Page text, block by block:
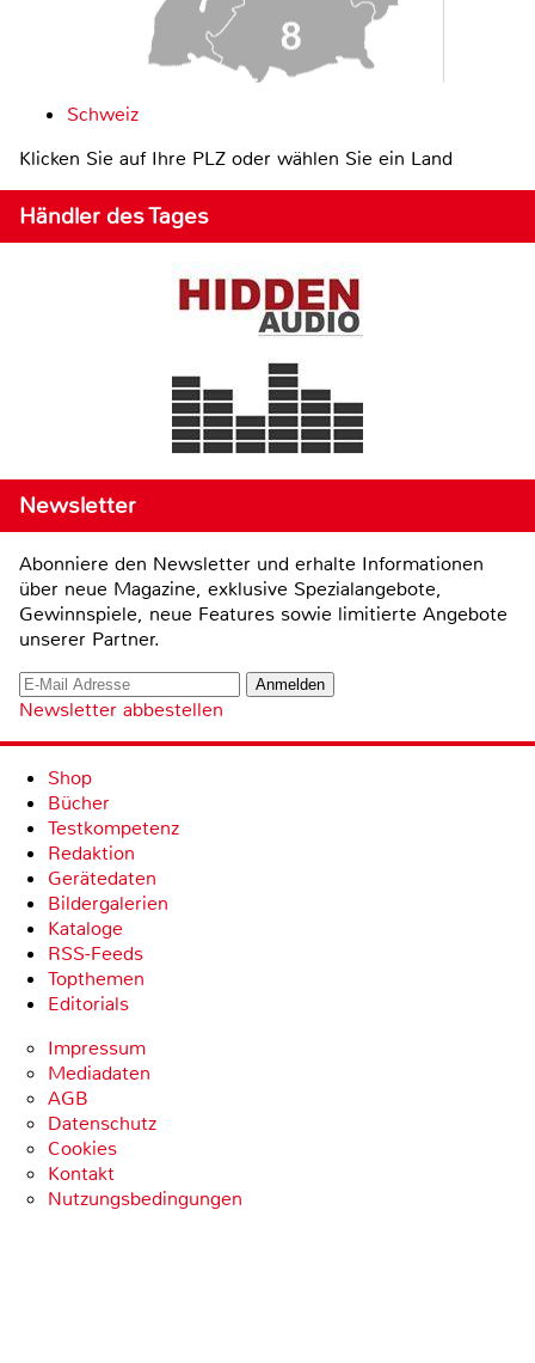
Schweiz
Klicken Sie auf Ihre PLZ oder wählen Sie ein Land
Händler des Tages
Newsletter
Abonniere den Newsletter und erhalte Informationen
über neue Magazine, exklusive Spezialangebote,
Gewinnspiele, neue Features sowie limitierte Angebote
unserer Partner.
Newsletter abbestellen
Shop
Bücher
Testkompetenz
Redaktion
Gerätedaten
Bildergalerien
Kataloge
RSS-Feeds
Topthemen
Editorials
Impressum
Mediadaten
AGB
Datenschutz
Cookies
Kontakt
Nutzungsbedingungen